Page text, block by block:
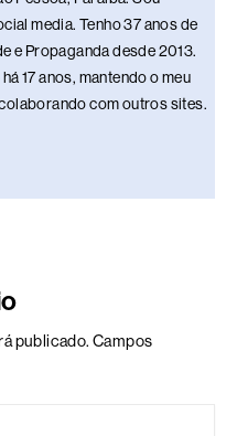
media. Tenho 37 anos de
e Propaganda desde 2013.
17 anos, mantendo o meu
com outros sites.
publicado. Campos